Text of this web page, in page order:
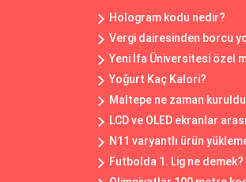
Hologram kodu nedir?
Vergi dairesinden borcu
Yeni İfa Üniversitesi özel
Yoğurt Kaç Kalori?
Maltepe ne zaman
LCD ve OLED ekranlar
N11 varyantlı ürün
Futbolda 1. Lig ne demek?